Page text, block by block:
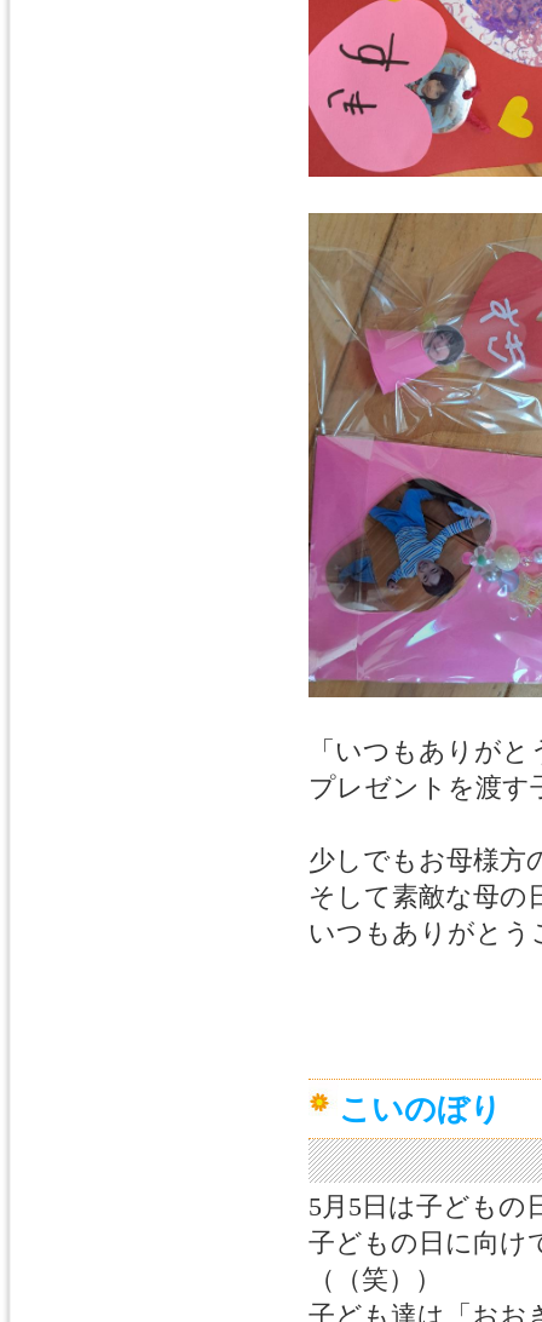
「いつもありが
プレゼントを渡
少しでもお母様
そして素敵な母
いつもありがとう
こいのぼり
5月5日は子どもの
子どもの日に向け
（（笑））
子ども達は「おお